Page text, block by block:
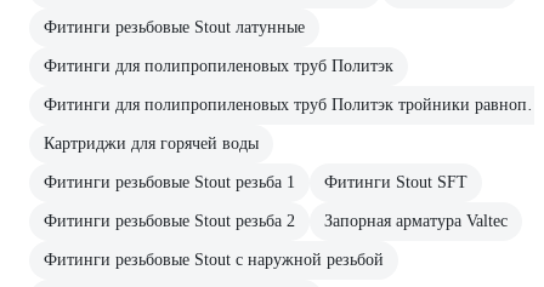
Фитинги резьбовые Stout латунные
Фитинги для полипропиленовых труб Политэк
Картриджи для горячей воды
Фитинги резьбовые Stout резьба 1 Фитинги Stout SFT
Фитинги резьбовые Stout резьба 2 Запорная арматура Valtec
Фитинги резьбовые Stout с наружной резьбой